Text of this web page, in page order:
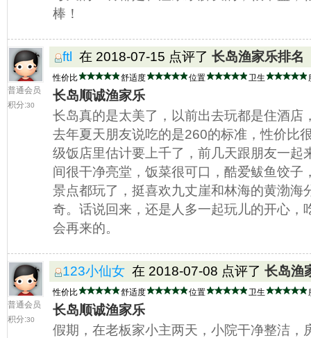
棒！
普通会员
积分:30
ftl 在 2018-07-15 点评了 长岛渔家乐排名
性价比 舒适度 位置 卫生
长岛顺诚渔家乐
长岛真的是太美了，以前出去玩都是住酒店
去年夏天朋友说吃的是260的标准，性价比
级饭店里估计要上千了，前几天跟朋友一起
间很干净亮堂，饭菜很可口，酷爱鲅鱼饺子
景点都玩了，挺喜欢九丈崖和林海的黄渤海
奇。话说回来，还是人多一起玩儿的开心，
会再来的。
普通会员
积分:30
123小仙女 在 2018-07-08 点评了 长岛渔
性价比 舒适度 位置 卫生
长岛顺诚渔家乐
假期，在老板家小主两天，小院干净整洁，